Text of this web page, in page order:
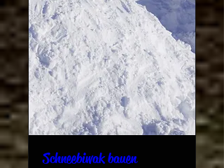
Schneebiwak bauen